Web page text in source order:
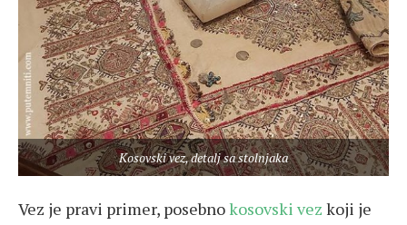
Kosovski vez, detalj sa stolnjaka
Vez je pravi primer, posebnokosovski vez koji je